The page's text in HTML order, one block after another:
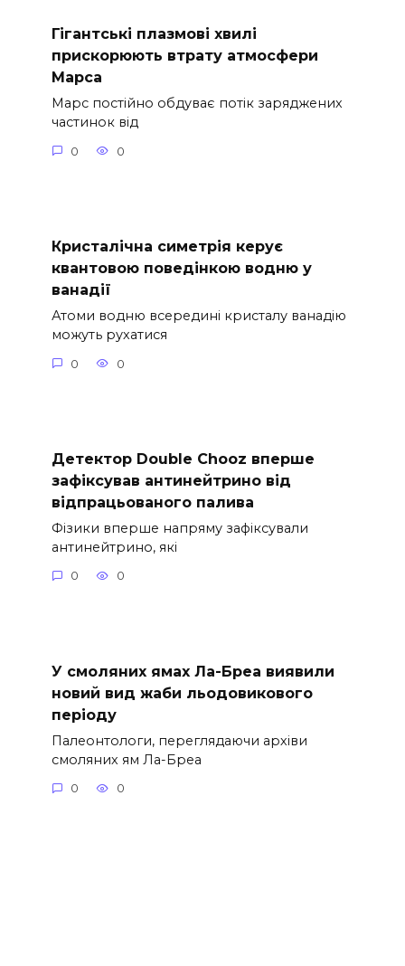
Гігантські плазмові хвилі
прискорюють втрату атмосфери
Марса
Марс постійно обдуває потік заряджених
частинок від
0 0
Кристалічна симетрія керує
квантовою поведінкою водню у
ванадії
Атоми водню всередині кристалу ванадію
можуть рухатися
0 0
Детектор Double Chooz вперше
зафіксував антинейтрино від
відпрацьованого палива
Фізики вперше напряму зафіксували
антинейтрино, які
0 0
У смоляних ямах Ла-Бреа виявили
новий вид жаби льодовикового
періоду
Палеонтологи, переглядаючи архіви
смоляних ям Ла-Бреа
0 0